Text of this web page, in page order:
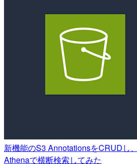
新機能のS3 AnnotationsをCRUDし
Athenaで横断検索してみた